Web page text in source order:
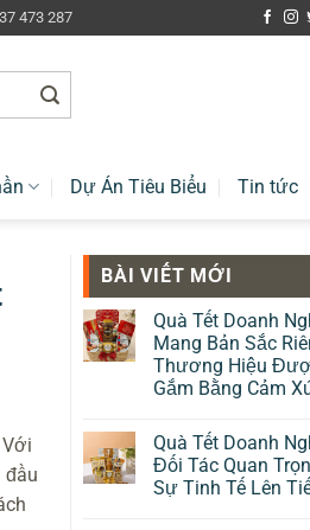
473 287
Dự Án Tiêu Biểu Tin tức
đầu
BÀI VIẾT MỚI
Quà Tết Doanh
Mang Bản Sắc
Thương Hiệu
Gắm Bằng Cảm
Quà Tết Doanh
Đối Tác Quan
Sự Tinh Tế Lên